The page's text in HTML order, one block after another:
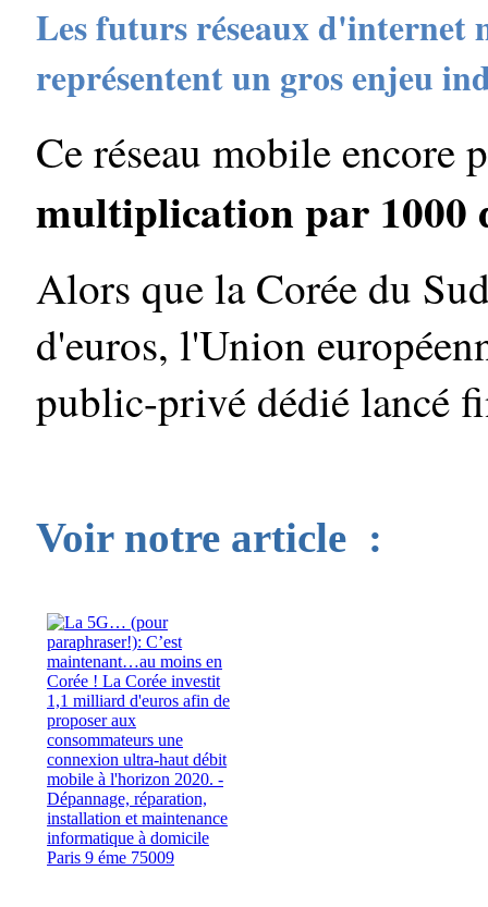
Les futurs réseaux d'internet
représentent un gros enjeu
Ce réseau mobile encore
multiplication par 1000
Alors que la Corée du
d'euros, l'Union
public-privé dédié lancé
Voir notre article :